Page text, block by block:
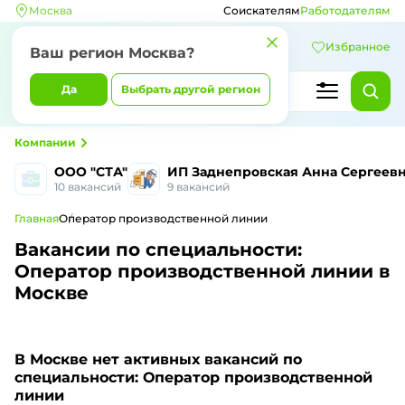
Москва
Ваш регион Москва?
Да Выбрать другой регион
СоискателямРаботодателям
Избранное
ООО "СТА"
10 вакансий
ИП Заднепровская Анна
9 вакансий
Компании
ГлавнаяОператор производственной линии
Вакансии по специальности:
Оператор производственной линии в
Москве
В Москве нет активных вакансий по
специальности: Оператор производственной
линии